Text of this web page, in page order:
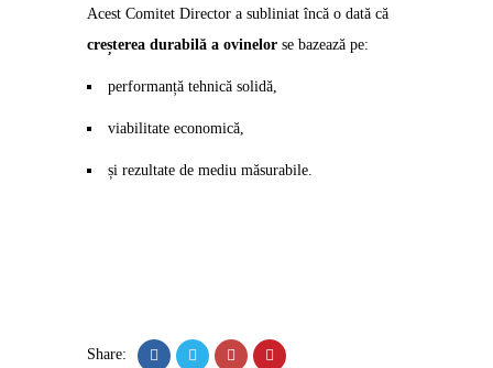
Acest Comitet Director a subliniat încă o dată că
creșterea durabilă a ovinelor se bazează pe:
performanță tehnică solidă,
viabilitate economică,
și rezultate de mediu măsurabile.
Share: